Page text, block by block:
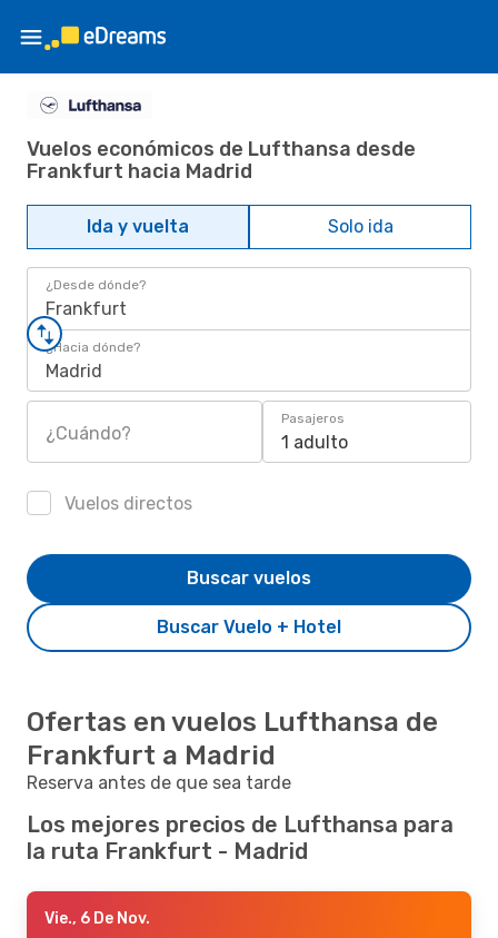
Vuelos económicos de Lufthansa desde
Frankfurt hacia Madrid
Ida y vuelta Solo ida
¿Desde dónde?
Frankfurt
¿Hacia dónde?
Madrid
¿Cuándo?
Pasajeros
1 adulto
Vuelos directos
Buscar Vuelo + Hotel
Buscar vuelos
Ofertas en vuelos Lufthansa de
Frankfurt a Madrid
Reserva antes de que sea tarde
Los mejores precios de Lufthansa para
la ruta Frankfurt - Madrid
Vie., 6 De Nov.